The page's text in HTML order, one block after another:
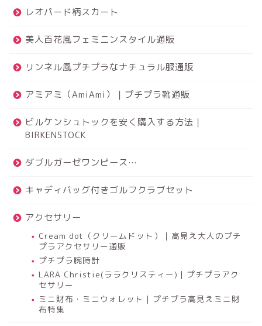
レオパード柄スカート
美人百花風フェミニンスタイル通販
リンネル風プチプラなナチュラル服通販
アミアミ（AmiAmi）｜プチプラ靴通販
ビルケンシュトックを安く購入する方法｜
BIRKENSTOCK
ダブルガーゼワンピース…
キャディバッグ付きゴルフクラブセット
アクセサリー
Cream dot（クリームドット）｜高見え大人のプチ
プラアクセサリー通販
プチプラ腕時計
LARA Christie(ララクリスティー)｜プチプラアク
セサリー
ミニ財布・ミニウォレット｜プチプラ高見えミニ財
布特集